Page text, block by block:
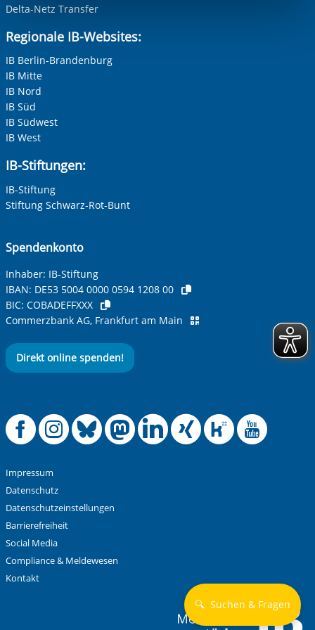
Funktionen sind. Diese Cookies setzen wir aufgrund
Einwilligung.
Ihre E-Mail-Adresse
Ihre Telefonnummer
Betreff ihrer Anfrage
Ihre Nachricht
Anti-Roboter-Verifizierung
Alle Informationen zum Schutz der Daten sind sind in
unserer Datenschutzerklärung aufrufbar.
können Sie in unseren Datenschutzeinstellungen jederzeit
Delta-Netz Transfer
Regionale IB-Websites:
IB Berlin-Brandenburg
IB Mitte
IB Nord
IB Süd
IB Südwest
IB West
IB-Stiftungen:
IB-Stiftung
Stiftung Schwarz-Rot-Bunt
Spendenkonto
Inhaber: IB-Stiftung
IBAN: DE53 5004 0000 0594 1208 00
BIC: COBADEFFXXX
Commerzbank AG, Frankfurt am Main
Direkt online spenden!
Offizielle
Offizielle
Offizielle
Offizielle
Offizielle
Impressum
Datenschutz
Datenschutzeinstellungen
Barrierefreiheit
Social Media
Compliance & Meldewesen
Kontakt
🔍 Suchen & Fragen